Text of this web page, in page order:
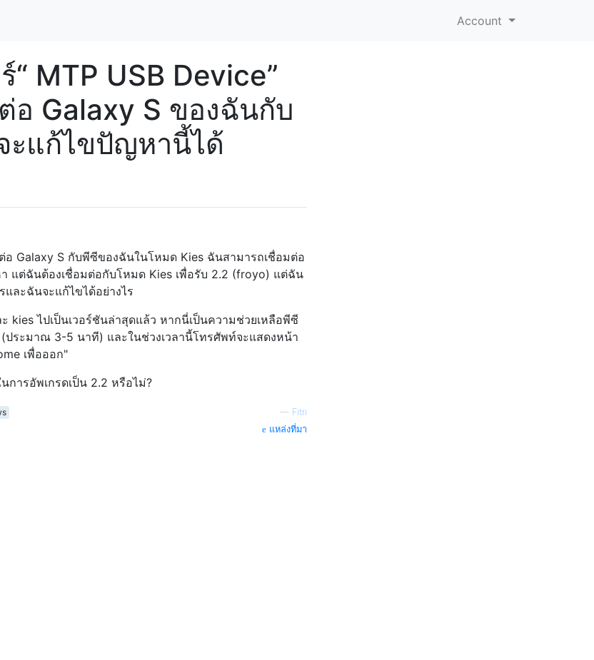
Account
MTP USB Device”
อ Galaxy S ของฉันกับ
ะแก้ไขปัญหานี้ได้
อ Galaxy S กับพีซีของฉันในโหมด Kies ฉันสามารถเชื่อมต่อ
แต่ฉันต้องเชื่อมต่อกับโหมด Kies เพื่อรับ 2.2 (froyo) แต่ฉัน
ละฉันจะแก้ไขได้อย่างไร
kies ไปเป็นเวอร์ชันล่าสุดแล้ว หากนี่เป็นความช่วยเหลือพีซี
ประมาณ 3-5 นาที) และในช่วงเวลานี้โทรศัพท์จะแสดงหน้า
เพื่อออก"
การอัพเกรดเป็น 2.2 หรือไม่?
— Fitri
แหล่งที่มา